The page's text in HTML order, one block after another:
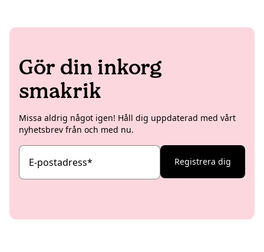
Gör din inkorg
smakrik
Missa aldrig något igen! Håll dig uppdaterad med vårt
nyhetsbrev från och med nu.
E-postadress* Registrera dig